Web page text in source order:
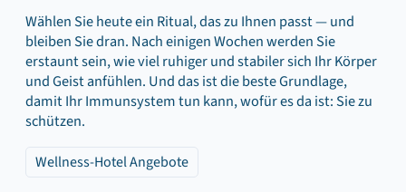
Wählen Sie heute ein Ritual, das zu Ihnen passt — und
bleiben Sie dran. Nach einigen Wochen werden Sie
erstaunt sein, wie viel ruhiger und stabiler sich Ihr Körper
und Geist anfühlen. Und das ist die beste Grundlage,
damit Ihr Immunsystem tun kann, wofür es da ist: Sie zu
schützen.
Wellness-Hotel Angebote